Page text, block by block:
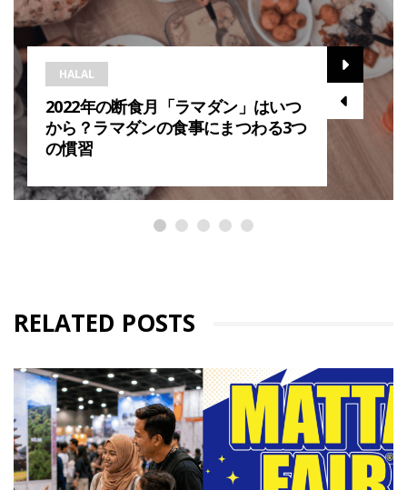
HALAL
2022年の断食月「ラマダン」はいつ
から？ラマダンの食事にまつわる3つ
の慣習
RELATED POSTS